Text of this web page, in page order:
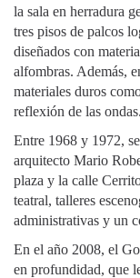
la sala en herradura
tres pisos de palcos
diseñados con
alfombras. Además,
materiales duros
reflexión de las ondas.
Entre 1968 y 1972,
arquitecto Mario
plaza y la calle
teatral, talleres
administrativas y un
En el año 2008, el
en profundidad, que